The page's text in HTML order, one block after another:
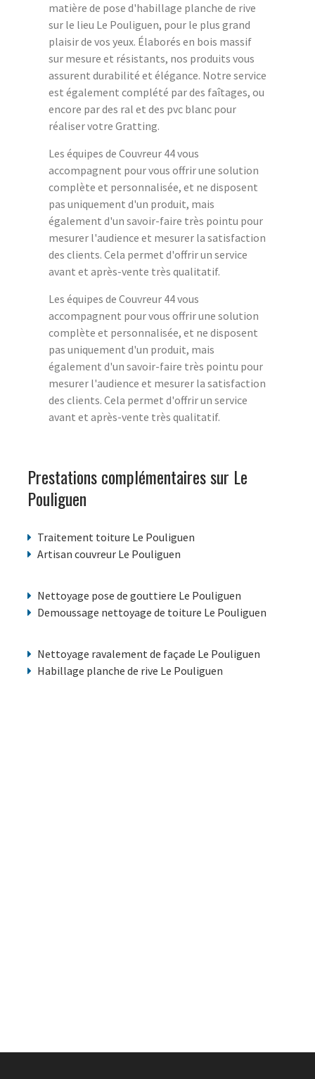
matière de pose d'habillage planche de rive
sur le lieu Le Pouliguen, pour le plus grand
plaisir de vos yeux. Élaborés en bois massif
sur mesure et résistants, nos produits vous
assurent durabilité et élégance. Notre service
est également complété par des faîtages, ou
encore par des ral et des pvc blanc pour
réaliser votre Gratting.
Les équipes de Couvreur 44 vous
accompagnent pour vous offrir une solution
complète et personnalisée, et ne disposent
pas uniquement d'un produit, mais
également d'un savoir-faire très pointu pour
mesurer l'audience et mesurer la satisfaction
des clients. Cela permet d'offrir un service
avant et après-vente très qualitatif.
Les équipes de Couvreur 44 vous
accompagnent pour vous offrir une solution
complète et personnalisée, et ne disposent
pas uniquement d'un produit, mais
également d'un savoir-faire très pointu pour
mesurer l'audience et mesurer la satisfaction
des clients. Cela permet d'offrir un service
avant et après-vente très qualitatif.
Prestations complémentaires sur Le
Pouliguen
Traitement toiture Le Pouliguen
Artisan couvreur Le Pouliguen
Nettoyage pose de gouttiere Le Pouliguen
Demoussage nettoyage de toiture Le Pouliguen
Nettoyage ravalement de façade Le Pouliguen
Habillage planche de rive Le Pouliguen